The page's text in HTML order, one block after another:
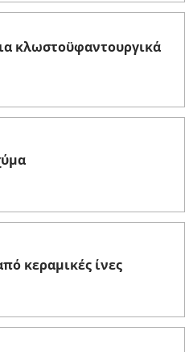
κλωστοϋφαντουργικά
κεραμικές ίνες